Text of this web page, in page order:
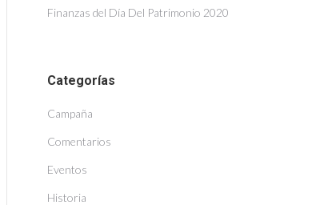
Finanzas del Día Del Patrimonio 2020
Categorías
Campaña
Comentarios
Eventos
Historia